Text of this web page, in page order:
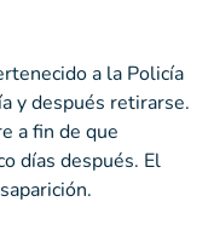
a la Policía
y después retirarse.
a fin de que
días después. El